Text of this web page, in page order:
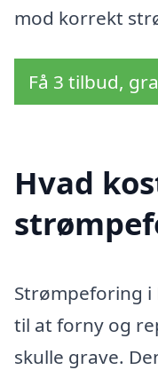
mod korrekt
Få 3 tilbud,
Hvad
Strømpeforing i
til at forny og
skulle grave.